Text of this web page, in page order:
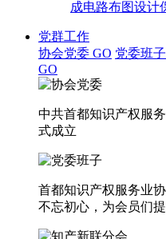
成电路布图设计
党群工作
协会党委 GO 党委班子
GO
中共首都知识产权服
式成立
首都知识产权服务业
不忘初心，为会员们提